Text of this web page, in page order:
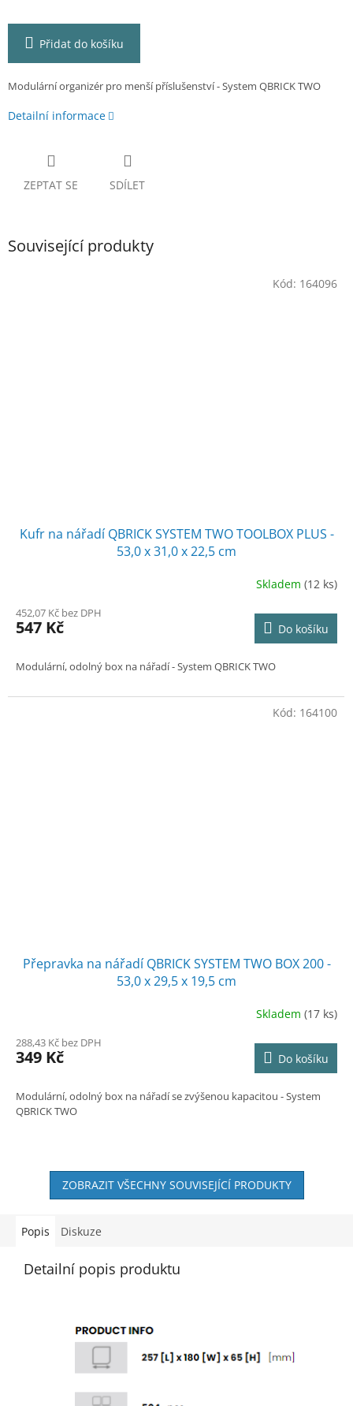
Přidat do košíku
Modulární organizér pro menší příslušenství - System QBRICK TWO
Detailní informace
ZEPTAT SE SDÍLET
Související produkty
Kufr na nářadí QBRICK SYSTEM TWO TOOLBOX PLUS -
53,0 x 31,0 x 22,5 cm
Skladem (12 ks)
452,07 Kč bez DPH
547 Kč Do košíku
Modulární, odolný box na nářadí - System QBRICK TWO
Kód: 164096
Přepravka na nářadí QBRICK SYSTEM TWO BOX 200 -
53,0 x 29,5 x 19,5 cm
Skladem (17 ks)
288,43 Kč bez DPH
349 Kč Do košíku
Modulární, odolný box na nářadí se zvýšenou kapacitou - System
QBRICK TWO
Kód: 164100
ZOBRAZIT VŠECHNY SOUVISEJÍCÍ PRODUKTY
Popis Diskuze
Detailní popis produktu